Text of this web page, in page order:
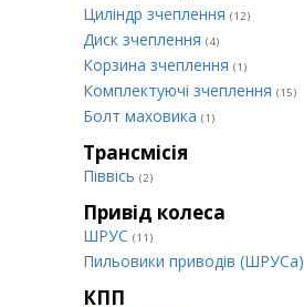
Циліндр зчеплення (12)
Диск зчеплення (4)
Корзина зчеплення (1)
Комплектуючі зчеплення (15)
Болт маховика (1)
Трансмісія
Піввісь (2)
Привід колеса
ШРУС (11)
Пильовики приводів (ШРУСа)
КПП